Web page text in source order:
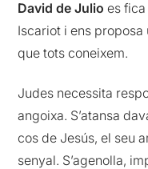
David de Julio es
Iscariot i ens
que tots coneixem.
Judes necessita
angoixa. S’atansa
cos de Jesús, el seu
senyal. S’agenolla,